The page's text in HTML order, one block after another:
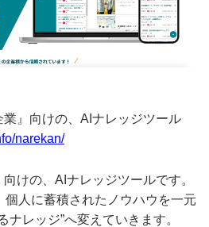
業』向けの、AIナレッジツール
narekan/
けの、AIナレッジツールです。
人に蓄積されたノウハウを一元
ナレッジ”へ変えていきます。